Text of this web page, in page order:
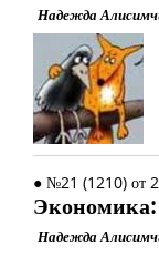
Надежда
● №21 (1210) от
Экономика:
Надежда